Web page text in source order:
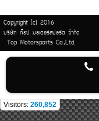
Copyright (c) 2016
บริษัท ท็อป มอเตอร์สปอร์ต จำกัด
Top Motorsports Co.,Ltd.
Visitors: 260,852